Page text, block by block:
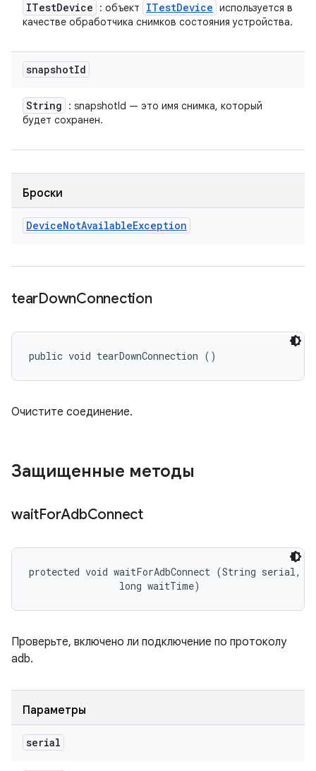
ITestDevice : объект ITestDevice используется в
качестве обработчика снимков состояния устройства.
snapshotId
String
: snapshotId — это имя снимка, который
будет сохранен.
Броски
DeviceNotAvailableException
tearDownConnection
public void tearDownConnection ()
Очистите соединение.
Защищенные методы
waitForAdbConnect
protected void waitForAdbConnect (String serial,
                long waitTime)
Проверьте, включено ли подключение по протоколу
adb.
Параметры
serial